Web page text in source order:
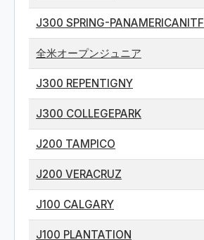
J300 SPRING-PANAMERICANITF
全米オープンジュニア
J300 REPENTIGNY
J300 COLLEGEPARK
J200 TAMPICO
J200 VERACRUZ
J100 CALGARY
J100 PLANTATION